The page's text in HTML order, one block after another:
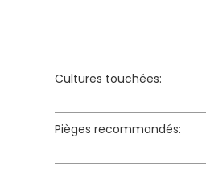
Cultures touchées:
Pièges recommandés: